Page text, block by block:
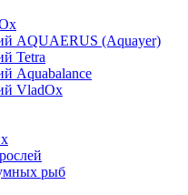
AQUAERUS (Aquayer)
Tetra
Aquabalance
VladOx
рыб